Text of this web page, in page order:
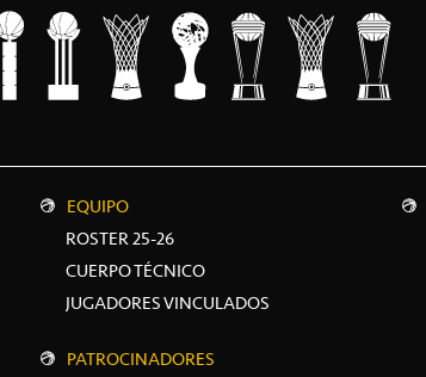
EQUIPO
ROSTER 25-26
CUERPO TÉCNICO
JUGADORES VINCULADOS
PATROCINADORES